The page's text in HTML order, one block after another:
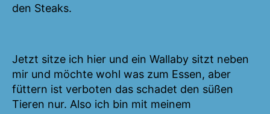
den Steaks.
Jetzt sitze ich hier und ein Wallaby sitzt neben
mir und möchte wohl was zum Essen, aber
füttern ist verboten das schadet den süßen
Tieren nur. Also ich bin mit meinem